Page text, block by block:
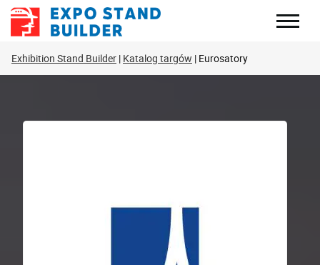
Skip
Exhibition Stand Builder Katalog targów Eurosatory